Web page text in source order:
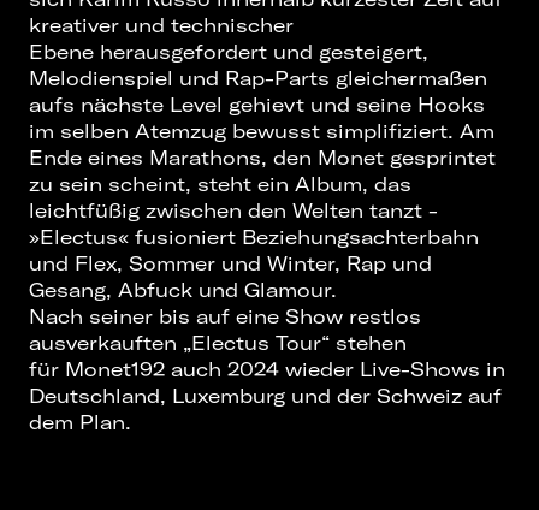
kreativer und technischer
Ebene herausgefordert und gesteigert,
Melodienspiel und Rap-Parts gleichermaßen
aufs nächste Level gehievt und seine Hooks
im selben Atemzug bewusst simplifiziert. Am
Ende eines Marathons, den Monet gesprintet
zu sein scheint, steht ein Album, das
leichtfüßig zwischen den Welten tanzt -
»Electus« fusioniert Beziehungsachterbahn
und Flex, Sommer und Winter, Rap und
Gesang, Abfuck und Glamour.
Nach seiner bis auf eine Show restlos
ausverkauften „Electus Tour“ stehen
für Monet192 auch 2024 wieder Live-Shows in
Deutschland, Luxemburg und der Schweiz auf
dem Plan.